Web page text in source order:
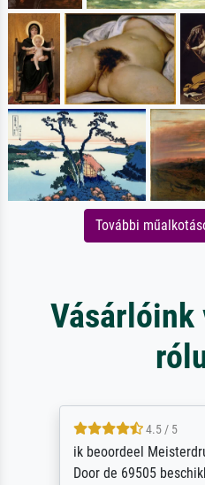
További
Vásárlóink
5 / 5
Die Zufriedenheit ist
getrübt, dass das Bild